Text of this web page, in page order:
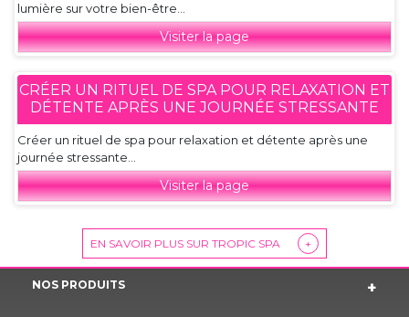
lumière sur votre bien-être...
Visiter la page
CRÉER UN RITUEL DE SPA POUR RELAXATION ET
DÉTENTE APRÈS UNE JOURNÉE STRESSANTE
Créer un rituel de spa pour relaxation et détente après une
journée stressante...
Visiter la page
EN SAVOIR PLUS SUR TROPIC SPA +
NOS PRODUITS